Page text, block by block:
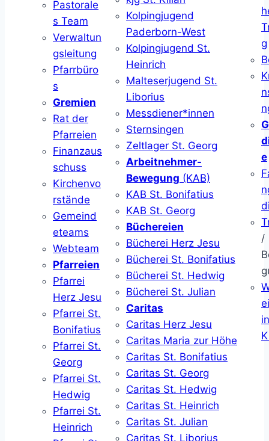
Pastorale
s Team
Verwaltun
gsleitung
Pfarrbüro
s
Gremien
Rat der
Pfarreien
Finanzaus
schuss
Kirchenvo
rstände
Gemeind
eteams
Webteam
Pfarreien
Pfarrei
Herz Jesu
Pfarrei St.
Bonifatius
Pfarrei St.
Georg
Pfarrei St.
Hedwig
Pfarrei St.
Heinrich
Kolpingjugend
Paderborn-West
Kolpingjugend St.
Heinrich
Malteserjugend St.
Liborius
Messdiener*innen
Sternsingen
Zeltlager St. Georg
Arbeitnehmer-
Bewegung (KAB)
KAB St. Bonifatius
KAB St. Georg
Büchereien
Bücherei Herz Jesu
Bücherei St. Bonifatius
Bücherei St. Hedwig
Bücherei St. Julian
Caritas
Caritas Herz Jesu
Caritas Maria zur Höhe
Caritas St. Bonifatius
Caritas St. Georg
Caritas St. Hedwig
Caritas St. Heinrich
Caritas St. Julian
Caritas St. Liborius
g
e
/